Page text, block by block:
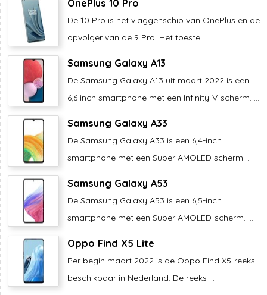
OnePlus 10 Pro
De 10 Pro is het vlaggenschip van OnePlus en de
opvolger van de 9 Pro. Het toestel ...
Samsung Galaxy A13
De Samsung Galaxy A13 uit maart 2022 is een
6,6 inch smartphone met een Infinity-V-scherm. ...
Samsung Galaxy A33
De Samsung Galaxy A33 is een 6,4-inch
smartphone met een Super AMOLED scherm. ...
Samsung Galaxy A53
De Samsung Galaxy A53 is een 6,5-inch
smartphone met een Super AMOLED-scherm. ...
Oppo Find X5 Lite
Per begin maart 2022 is de Oppo Find X5-reeks
beschikbaar in Nederland. De reeks ...